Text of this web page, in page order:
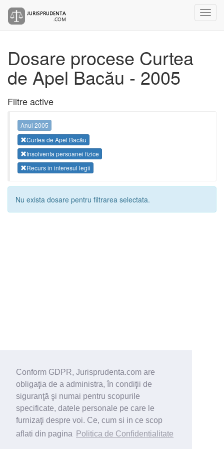
Conform GDPR, Jurisprudenta.com are
obligaţia de a administra, în condiţii de
siguranţă şi numai pentru scopurile
specificate, datele personale pe care le
furnizaţi despre voi. Ce, cum si in ce scop
aflati din pagina
Politica de Confidentialitate
Dosare procese Curtea
de Apel Bacău - 2005
Filtre active
Anul 2005
Curtea de Apel Bacău
Insolventa persoanei fizice
Recurs in interesul legii
Nu exista dosare pentru filtrarea selectata.